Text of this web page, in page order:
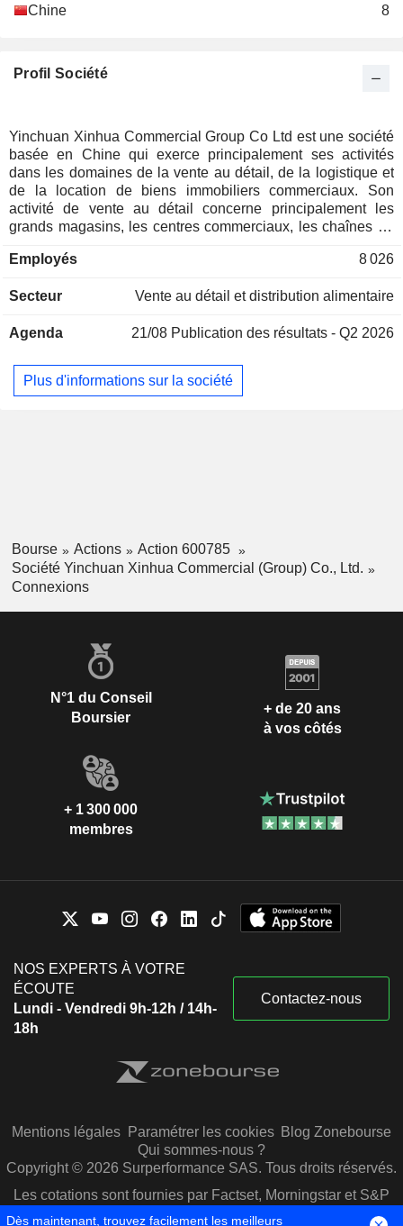
Chine 8
Profil Société
Yinchuan Xinhua Commercial Group Co Ltd est une société
basée en Chine qui exerce principalement ses activités
dans les domaines de la vente au détail, de la logistique et
de la location de biens immobiliers commerciaux. Son
activité de vente au détail concerne principalement les
grands magasins, les centres commerciaux, les chaînes de
l'électroménager et les télécommunications. Les activités de
que la Mongolie intérieure, le Shaanxi, le Gansu, le Qinghai
Employés 8 026
Secteur Vente au détail et distribution alimentaire
Agenda 21/08 Publication des résultats - Q2 2026
Plus d'informations sur la société
Bourse Actions
Action 600785
Société Yinchuan Xinhua Commercial (Group) Co., Ltd.
Connexions
N°1 du Conseil
Boursier
+ de 20 ans
à vos côtés
+ 1 300 000
membres
NOS EXPERTS À VOTRE
ÉCOUTE
Lundi - Vendredi 9h-12h / 14h-
18h
Contactez-nous
Mentions légales Paramétrer les cookies Blog Zonebourse
Qui sommes-nous ?
Copyright © 2026 Surperformance SAS. Tous droits réservés.
Les cotations sont fournies par Factset, Morningstar et S&P
Capital IQ
Dès maintenant, trouvez facilement les meilleurs